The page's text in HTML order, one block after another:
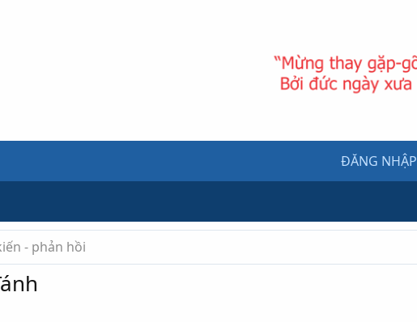
ĐĂNG NHẬP
- phản hồi